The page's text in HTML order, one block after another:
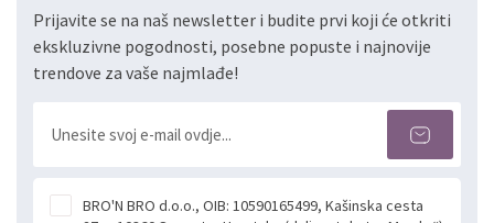
Prijavite se na naš newsletter i budite prvi koji će otkriti
ekskluzivne pogodnosti, posebne popuste i najnovije
trendove za vaše najmlađe!
BRO'N BRO d.o.o., OIB: 10590165499, Kašinska cesta